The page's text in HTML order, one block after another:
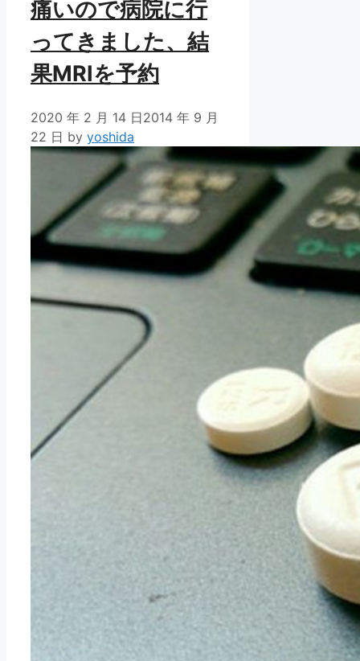
痛いので病院に行
ってきました、結
果MRIを予約
2020 年 2 月 14 日2014 年 9 月
22 日 by yoshida